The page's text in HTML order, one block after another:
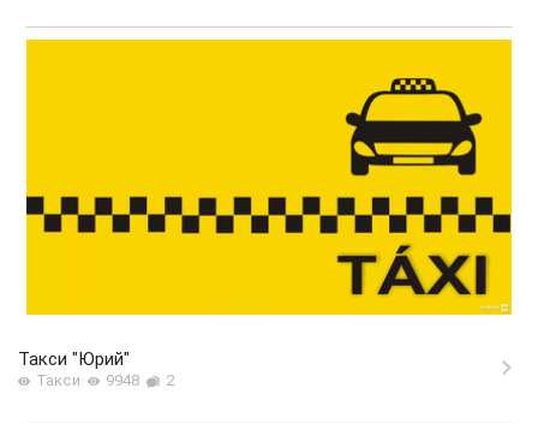
Такси "Юрий"
Такси 9948 2